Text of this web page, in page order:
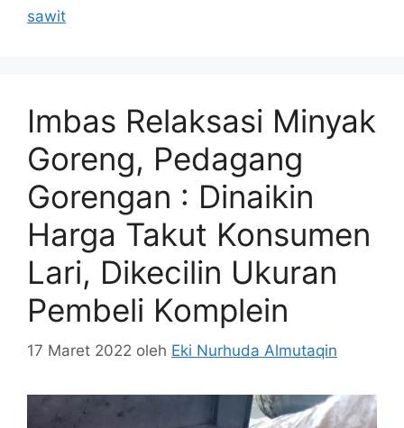
sawit
Imbas Relaksasi Minyak
Goreng, Pedagang
Gorengan : Dinaikin
Harga Takut Konsumen
Lari, Dikecilin Ukuran
Pembeli Komplein
17 Maret 2022 oleh Eki Nurhuda Almutaqin